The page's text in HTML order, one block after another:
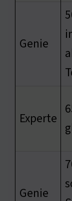
Genie
Experte
Genie